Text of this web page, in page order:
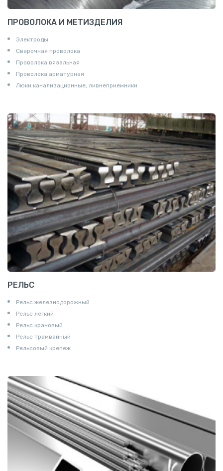
ПРОВОЛОКА И МЕТИЗДЕЛИЯ
Электроды
Сварочная проволока
Проволока вязальная
Проволока арматурная
Люки канализационные, ливнеприемники
РЕЛЬС
Рельс железнодорожный
Рельс легкий
Рельс крановый
Рельс трамвайный
Рельсовый крепеж